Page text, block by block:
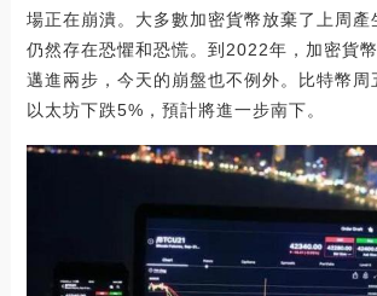
場正在崩潰。大多數加密貨幣放棄了上周產
仍然存在恐懼和恐慌。到2022年，加密貨
邁進兩步，今天的崩盤也不例外。比特幣周
以太坊下跌5%，預計將進一步南下。